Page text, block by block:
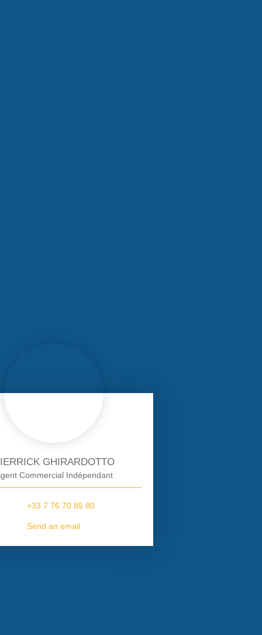
GHIRARDOTTO
Commercial Indépendant
+33 7 76 70 85 80
Send an email